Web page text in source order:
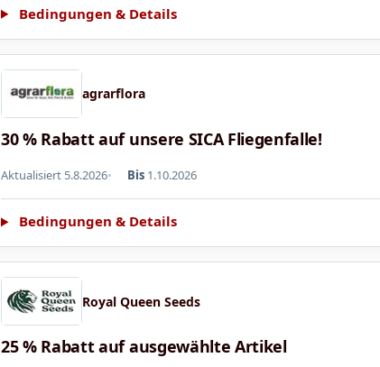
Bedingungen & Details
agrarflora
30 % Rabatt auf unsere SICA Fliegenfalle!
Aktualisiert 5.8.2026 Bis 1.10.2026
Bedingungen & Details
Royal Queen Seeds
25 % Rabatt auf ausgewählte Artikel